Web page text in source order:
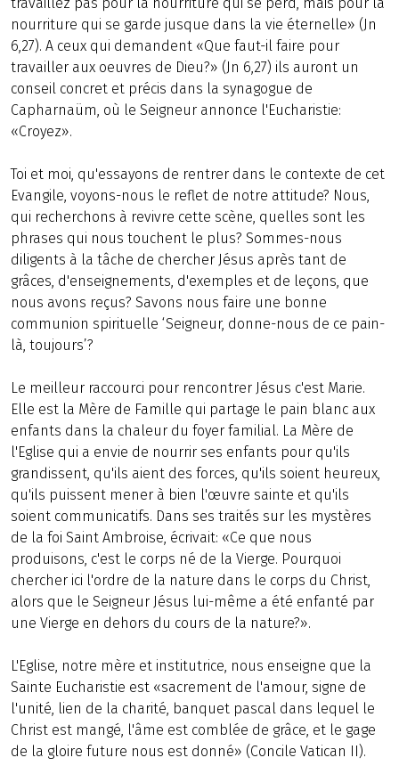
nourriture qui se garde jusque dans la vie éternelle» (Jn
6,27). A ceux qui demandent «Que faut-il faire pour
travailler aux oeuvres de Dieu?» (Jn 6,27) ils auront un
conseil concret et précis dans la synagogue de
Capharnaüm, où le Seigneur annonce l'Eucharistie:
«Croyez».
Toi et moi, qu'essayons de rentrer dans le contexte de cet
Evangile, voyons-nous le reflet de notre attitude? Nous,
qui recherchons à revivre cette scène, quelles sont les
phrases qui nous touchent le plus? Sommes-nous
diligents à la tâche de chercher Jésus après tant de
grâces, d'enseignements, d'exemples et de leçons, que
nous avons reçus? Savons nous faire une bonne
communion spirituelle ‘Seigneur, donne-nous de ce pain-
là, toujours’?
Le meilleur raccourci pour rencontrer Jésus c'est Marie.
Elle est la Mère de Famille qui partage le pain blanc aux
enfants dans la chaleur du foyer familial. La Mère de
l'Eglise qui a envie de nourrir ses enfants pour qu'ils
grandissent, qu'ils aient des forces, qu'ils soient heureux,
qu'ils puissent mener à bien l'œuvre sainte et qu'ils
soient communicatifs. Dans ses traités sur les mystères
de la foi Saint Ambroise, écrivait: «Ce que nous
produisons, c'est le corps né de la Vierge. Pourquoi
chercher ici l'ordre de la nature dans le corps du Christ,
alors que le Seigneur Jésus lui-même a été enfanté par
une Vierge en dehors du cours de la nature?».
L'Eglise, notre mère et institutrice, nous enseigne que la
Sainte Eucharistie est «sacrement de l'amour, signe de
l'unité, lien de la charité, banquet pascal dans lequel le
Christ est mangé, l'âme est comblée de grâce, et le gage
de la gloire future nous est donné» (Concile Vatican II).